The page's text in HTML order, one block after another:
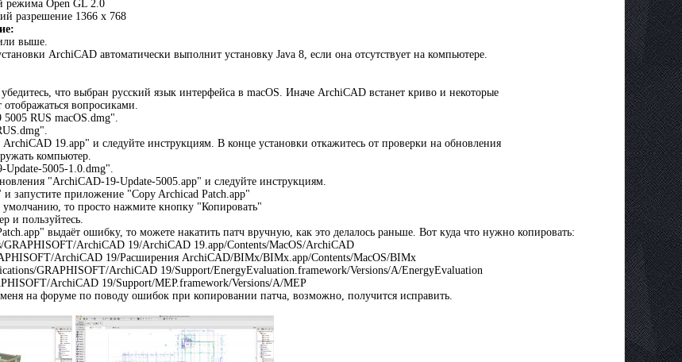
режима Open GL 2.0
разрешение 1366 x 768
выше.
ArchiCAD автоматически выполнит установку Java 8, если она отсутствует на компьютере.
что выбран русский язык интерфейса в macOS. Иначе ArchiCAD встанет криво и некоторые
отображаться вопросиками.
RUS macOS.dmg".
19.app" и следуйте инструкциям. В конце установки откажитесь от проверки на обновления
компьютер.
5005-1.0.dmg".
"ArchiCAD-19-Update-5005.app" и следуйте инструкциям.
запустите приложение "Copy Archicad Patch.app"
то просто нажмите кнопку "Копировать"
и пользуйтесь.
выдаёт ошибку, то можете накатить патч вручную, как это делалось раньше. Вот куда что нужно копировать:
ArchiCAD 19/ArchiCAD 19.app/Contents/MacOS/ArchiCAD
ArchiCAD 19/Расширения ArchiCAD/BIMx/BIMx.app/Contents/MacOS/BIMx
GRAPHISOFT/ArchiCAD 19/Support/EnergyEvaluation.framework/Versions/A/EnergyEvaluation
ArchiCAD 19/Support/MEP.framework/Versions/A/MEP
на форуме по поводу ошибок при копировании патча, возможно, получится исправить.